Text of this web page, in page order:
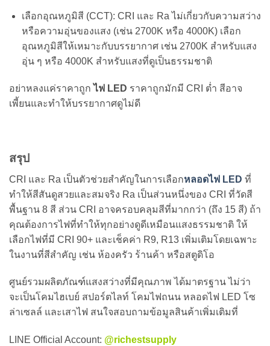
เลือกอุณหภูมิสี (CCT): CRI และ Ra ไม่เกี่ยวกับความสว่าง
หรือความอุ่นของแสง (เช่น 2700K หรือ 4000K) เลือก
อุณหภูมิสีให้เหมาะกับบรรยากาศ เช่น 2700K สำหรับแสง
อุ่น ๆ หรือ 4000K สำหรับแสงที่ดูเป็นธรรมชาติ
อย่าหลงแค่ราคาถูก ไฟ LED ราคาถูกมักมี CRI ต่ำ สีอาจ
เพี้ยนและทำให้บรรยากาศดูไม่ดี
สรุป
CRI และ Ra เป็นตัวช่วยสำคัญในการเลือกหลอดไฟ LED ที่
ทำให้สีสันดูสวยและสมจริง Ra เป็นส่วนหนึ่งของ CRI ที่วัดสี
พื้นฐาน 8 สี ส่วน CRI อาจครอบคลุมสีที่มากกว่า (ถึง 15 สี) ถ้า
คุณต้องการไฟที่ทำให้ทุกอย่างดูดีเหมือนแสงธรรมชาติ ให้
เลือกไฟที่มี CRI 90+ และเช็คค่า R9, R13 เพิ่มเติมโดยเฉพาะ
ในงานที่สีสำคัญ เช่น ห้องครัว ร้านค้า หรือสตูดิโอ
ศูนย์รวมผลิตภัณฑ์แสงสว่างที่มีคุณภาพ ได้มาตรฐาน ไม่ว่า
จะเป็นโคมไฮเบย์ สปอร์ตไลท์ โคมไฟถนน หลอดไฟ LED โซ
ล่าเซลล์ และเสาไฟ สนใจสอบถามข้อมูลสินค้าเพิ่มเติมที่
LINE Official Account: @richestsupply